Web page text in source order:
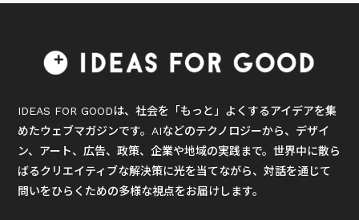
IDEAS FOR GOODは、社会を「もっと」よくするアイデアを集
めたウェブマガジンです。AIなどのテクノロジーから、デザイ
ン、アート、広告、政策、企業や地域の実践まで。世界中に散ら
ばるクリエイティブな解決策に光を当てながら、対話を通じて
問いをひらくための多様な視点をお届けします。